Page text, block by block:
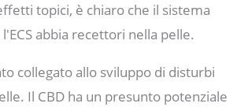
topici, è chiaro che il sistema
abbia recettori nella pelle.
collegato allo sviluppo di disturbi
Il CBD ha un presunto potenziale